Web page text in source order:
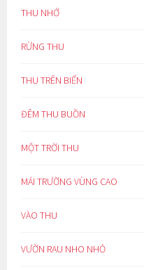
THU NHỚ
RỪNG THU
THU TRÊN BIỂN
ĐÊM THU BUỒN
MỘT TRỜI THU
MÁI TRƯỜNG VÙNG CAO
VÀO THU
VƯỜN RAU NHO NHỎ